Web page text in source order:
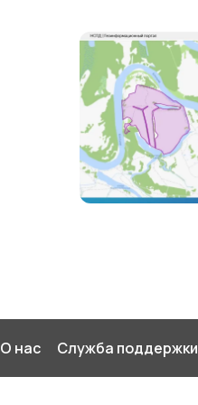
О нас Служба поддержки